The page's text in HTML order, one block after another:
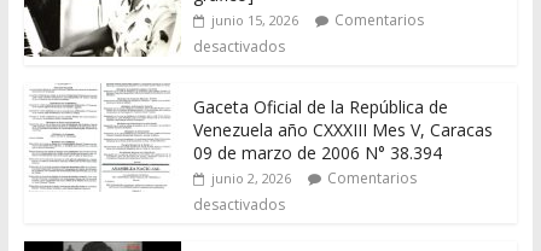
junio 15, 2026
Comentarios
desactivados
Gaceta Oficial de la República de
Venezuela año CXXXIII Mes V, Caracas
09 de marzo de 2006 N° 38.394
junio 2, 2026
Comentarios
desactivados